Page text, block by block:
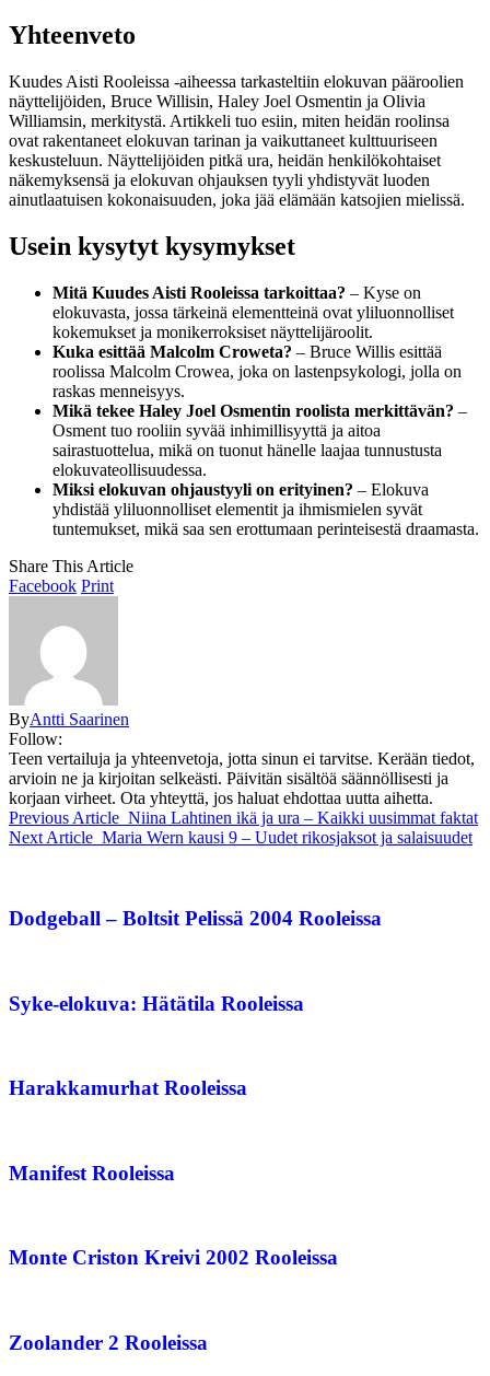
Yhteenveto
Kuudes Aisti Rooleissa -aiheessa tarkasteltiin elokuvan pääroolien
näyttelijöiden, Bruce Willisin, Haley Joel Osmentin ja Olivia
Williamsin, merkitystä. Artikkeli tuo esiin, miten heidän roolinsa
ovat rakentaneet elokuvan tarinan ja vaikuttaneet kulttuuriseen
keskusteluun. Näyttelijöiden pitkä ura, heidän henkilökohtaiset
näkemyksensä ja elokuvan ohjauksen tyyli yhdistyvät luoden
ainutlaatuisen kokonaisuuden, joka jää elämään katsojien mielissä.
Usein kysytyt kysymykset
Mitä Kuudes Aisti Rooleissa tarkoittaa? – Kyse on
elokuvasta, jossa tärkeinä elementteinä ovat yliluonnolliset
kokemukset ja monikerroksiset näyttelijäroolit.
Kuka esittää Malcolm Croweta? – Bruce Willis esittää
roolissa Malcolm Crowea, joka on lastenpsykologi, jolla on
raskas menneisyys.
Mikä tekee Haley Joel Osmentin roolista merkittävän? –
Osment tuo rooliin syvää inhimillisyyttä ja aitoa
sairastuottelua, mikä on tuonut hänelle laajaa tunnustusta
elokuvateollisuudessa.
Miksi elokuvan ohjaustyyli on erityinen? – Elokuva
yhdistää yliluonnolliset elementit ja ihmismielen syvät
tuntemukset, mikä saa sen erottumaan perinteisestä draamasta.
Share This Article
Facebook Print
ByAntti Saarinen
Follow:
Teen vertailuja ja yhteenvetoja, jotta sinun ei tarvitse. Kerään tiedot,
arvioin ne ja kirjoitan selkeästi. Päivitän sisältöä säännöllisesti ja
korjaan virheet. Ota yhteyttä, jos haluat ehdottaa uutta aihetta.
Previous Article Niina Lahtinen ikä ja ura – Kaikki uusimmat faktat
Next Article Maria Wern kausi 9 – Uudet rikosjaksot ja salaisuudet
Dodgeball – Boltsit Pelissä 2004 Rooleissa
Syke-elokuva: Hätätila Rooleissa
Harakkamurhat Rooleissa
Manifest Rooleissa
Monte Criston Kreivi 2002 Rooleissa
Zoolander 2 Rooleissa